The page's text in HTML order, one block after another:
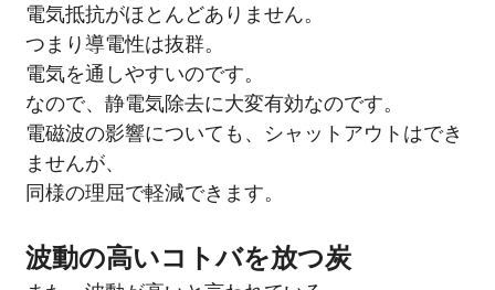
電気抵抗がほとんどありません。
つまり導電性は抜群。
電気を通しやすいのです。
なので、静電気除去に大変有効なのです。
電磁波の影響についても、シャットアウトはでき
ませんが、
同様の理屈で軽減できます。
波動の高いコトバを放つ炭